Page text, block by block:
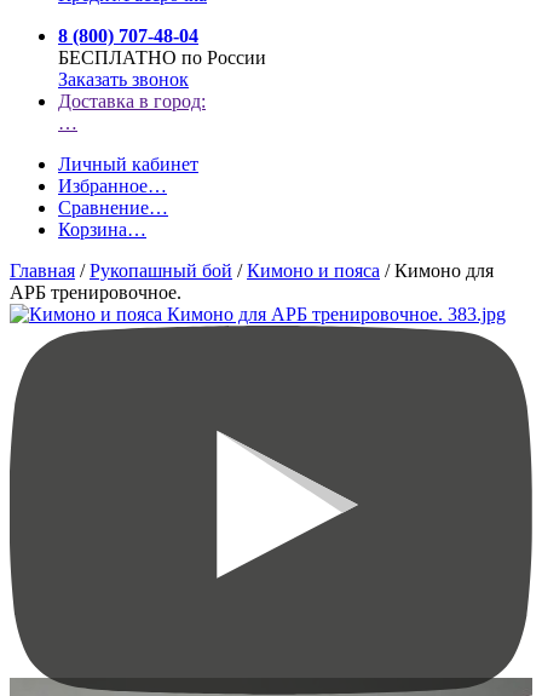
8 (800) 707-48-04
БЕСПЛАТНО по России
Заказать звонок
Доставка в город:
…
Личный кабинет
Избранное…
Сравнение…
Корзина…
Главная /Рукопашный бой /Кимоно и пояса /Кимоно для
АРБ тренировочное.